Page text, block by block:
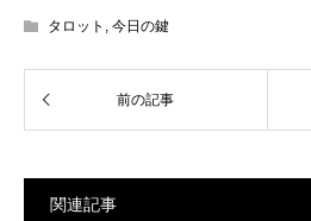
タロット , 今日の鍵
関連記事